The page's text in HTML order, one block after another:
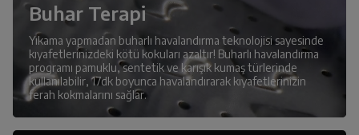
Buhar Terapi
Yıkama yapmadan buharlı havalandırma teknolojisi sayesinde
kıyafetlerinizdeki kötü kokuları azaltır! Buharlı havalandırma
programı pamuklu, sentetik ve karışık kumaş türlerinde
kullanılabilir, 17dk boyunca havalandırarak kıyafetlerinizin
ferah kokmalarını sağlar.